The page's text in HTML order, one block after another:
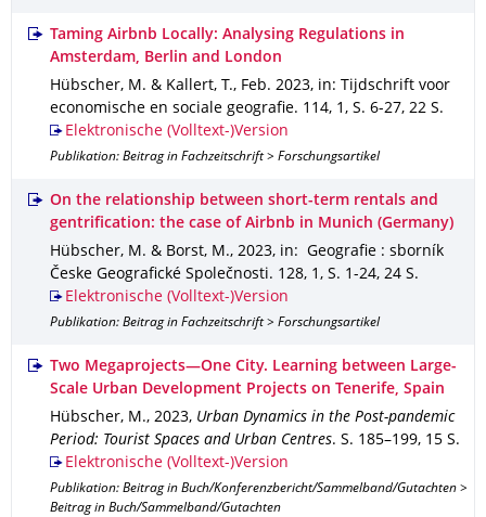
Taming Airbnb Locally: Analysing Regulations in
Amsterdam, Berlin and London
Hübscher, M. & Kallert, T., Feb. 2023,
in: Tijdschrift voor
economische en sociale geografie. 114, 1 , S. 6-27, 22 S.
Elektronische (Volltext-)Version
Publikation: Beitrag in Fachzeitschrift > Forschungsartikel
On the relationship between short-term rentals and
gentrification: the case of Airbnb in Munich (Germany)
Hübscher, M. & Borst, M., 2023,
in: Geografie : sborník
Česke Geografické Společnosti . 128, 1 , S. 1-24, 24 S.
Elektronische (Volltext-)Version
Publikation: Beitrag in Fachzeitschrift > Forschungsartikel
Two Megaprojects—One City. Learning between Large-
Scale Urban Development Projects on Tenerife, Spain
Hübscher, M., 2023, Urban Dynamics in the Post-pandemic
Period: Tourist Spaces and Urban Centres. S. 185–199, 15 S.
Elektronische (Volltext-)Version
Publikation: Beitrag in Buch/Konferenzbericht/Sammelband/Gutachten >
Beitrag in Buch/Sammelband/Gutachten